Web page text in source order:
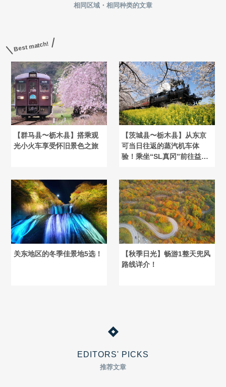
相同区域・相同种类的文章
Best match!
【群马县〜枥木县】搭乘观
光小火车享受怀旧景色之旅
【茨城县〜栃木县】从东京
可当日往返的蒸汽机车体
验！乘坐“SL真冈”前往益子
关东地区的冬季佳景地5选！
【秋季日光】畅游1整天兜风
路线详介！
EDITORS' PICKS
推荐文章